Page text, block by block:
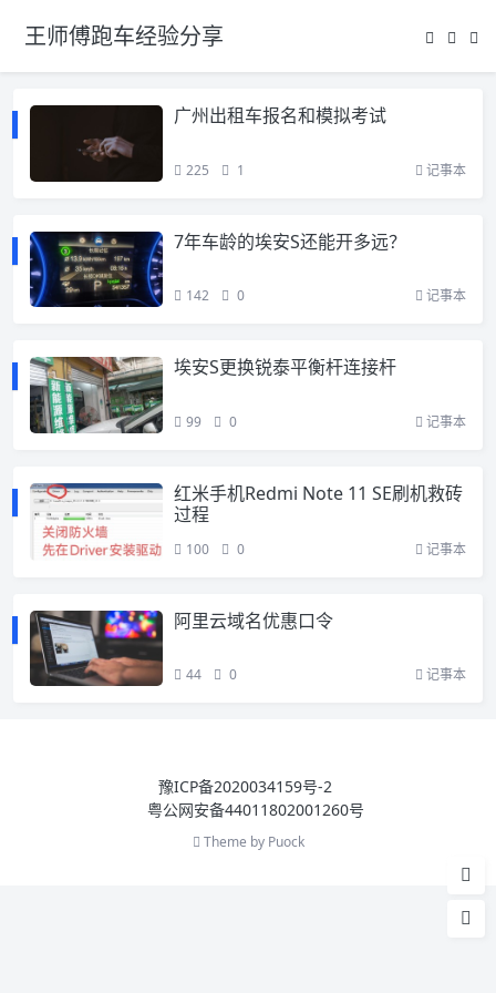
王师傅跑车经验分享
广州出租车报名和模拟考试
225 1 记事本
7年车龄的埃安S还能开多远？
142 0 记事本
埃安S更换锐泰平衡杆连接杆
99 0 记事本
红米手机Redmi Note 11 SE刷机救砖
过程
100 0 记事本
阿里云域名优惠口令
44 0 记事本
豫ICP备2020034159号-2
粤公网安备44011802001260号
Theme by Puock